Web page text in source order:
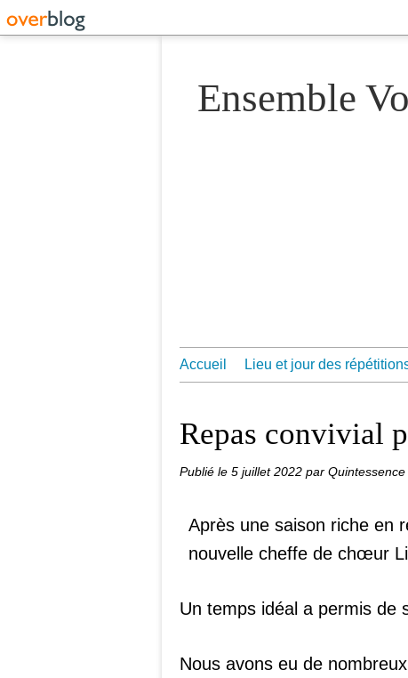
Ensemble
Accueil Lieu et jour des
Repas convivial
Publié le 5 juillet 2022 par Quintessence
Après une saison riche en
nouvelle cheffe de chœur
Un temps idéal a permis de
Nous avons eu de